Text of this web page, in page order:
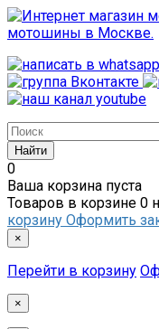
0
Ваша корзина пуста
Товаров в корзине 0
корзину Оформить
×
Перейти в корзину
×